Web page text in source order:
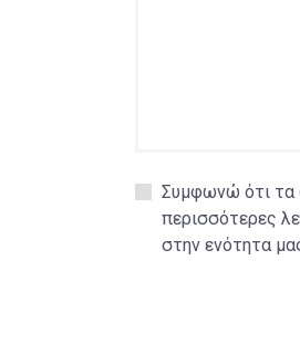
Συμφωνώ ότι τα
περισσότερες
στην ενότητα